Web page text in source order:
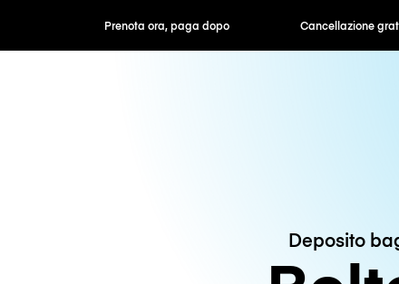
Prenota ora, paga dopo Cancellazione
Deposito